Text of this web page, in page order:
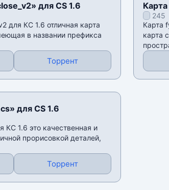
для CS 1.6
для КС 1.6 отличная карта
в названии префикса
Торрент
245
Карта
карта
для CS 1.6
КС 1.6 это качественная и
прорисовкой деталей,
Торрент